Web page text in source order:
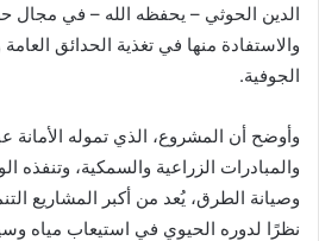
الدين الحوثي – يحفظه الله – في مجال
والاستفادة منها في تغذية الحدائق
الجوفية.
وأوضح أن المشروع، الذي تموله الأمانة
والمبادرات الزراعية والسمكية، وتنفذه
وصيانة الطرق، يُعد من أكبر المشاريع
نظرًا لدوره الحيوي في استيعاب مياه